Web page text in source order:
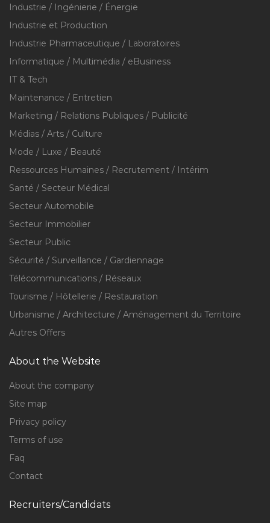
Industrie / Ingénierie / Énergie
Industrie et Production
Industrie Pharmaceutique / Laboratoires
Informatique / Multimédia / eBusiness
IT & Tech
Maintenance / Entretien
Marketing / Relations Publiques / Publicité
Médias / Arts / Culture
Mode / Luxe / Beauté
Ressources Humaines / Recrutement / Intérim
Santé / Secteur Médical
Secteur Automobile
Secteur Immobilier
Secteur Public
Sécurité / Surveillance / Gardiennage
Télécommunications / Réseaux
Tourisme / Hôtellerie / Restauration
Urbanisme / Architecture / Aménagement du Territoire
Autres Offers
About the Website
About the company
Site map
Privacy policy
Terms of use
Faq
Contact
Recruiters/Candidats